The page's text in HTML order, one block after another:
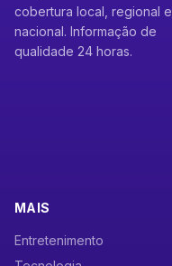
cobertura local, regional e
nacional. Informação de
qualidade 24 horas.
MAIS
Entretenimento